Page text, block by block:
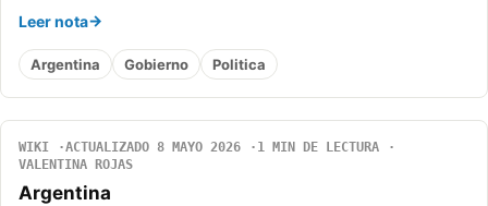
Leer nota
Argentina Gobierno Politica
WIKI ACTUALIZADO 8 MAYO 2026
1 MIN DE LECTURA
VALENTINA ROJAS
Argentina